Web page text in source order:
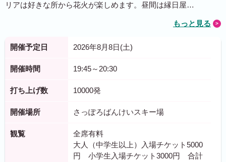
リアは好きな所から花火が楽しめます。昼間は縁日屋…
もっと見る
開催予定日 2026年8月8日(土)
開催時間 19:45～20:30
打ち上げ数 10000発
開催場所 さっぽろばんけいスキー場
観覧
全席有料
大人（中学生以上）入場チケット5000
円 小学生入場チケット3000円 合計